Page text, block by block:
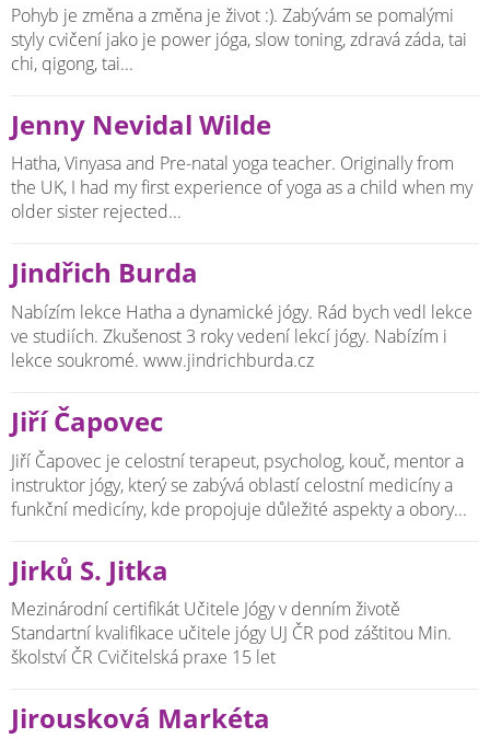
Pohyb je změna a změna je život :). Zabývám se pomalými
styly cvičení jako je power jóga, slow toning, zdravá záda, tai
chi, qigong, tai...
Jenny Nevidal Wilde
Hatha, Vinyasa and Pre-natal yoga teacher. Originally from
the UK, I had my first experience of yoga as a child when my
older sister rejected...
Jindřich Burda
Nabízím lekce Hatha a dynamické jógy. Rád bych vedl lekce
ve studiích. Zkušenost 3 roky vedení lekcí jógy. Nabízím i
lekce soukromé. www.jindrichburda.cz
Jiří Čapovec
Jiří Čapovec je celostní terapeut, psycholog, kouč, mentor a
instruktor jógy, který se zabývá oblastí celostní medicíny a
funkční medicíny, kde propojuje důležité aspekty a obory...
Jirků S. Jitka
Mezinárodní certifikát Učitele Jógy v denním životě
Standartní kvalifikace učitele jógy UJ ČR pod záštitou Min.
školství ČR Cvičitelská praxe 15 let
Jirousková Markéta